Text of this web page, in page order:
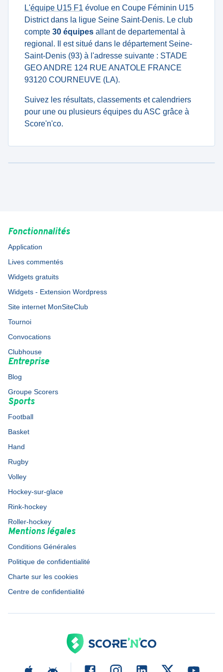
L'équipe U15 F1 évolue en Coupe Féminin U15
District dans la ligue Seine Saint-Denis. Le club
compte 30 équipes allant de departemental à
regional. Il est situé dans le département Seine-
Saint-Denis (93) à l'adresse suivante : STADE
GEO ANDRE 124 RUE ANATOLE FRANCE
93120 COURNEUVE (LA).
Suivez les résultats, classements et calendriers
pour une ou plusieurs équipes du ASC grâce à
Score'n'co.
Fonctionnalités
Application
Lives commentés
Widgets gratuits
Widgets - Extension Wordpress
Site internet MonSiteClub
Tournoi
Convocations
Clubhouse
Entreprise
Blog
Groupe Scorers
Sports
Football
Basket
Hand
Rugby
Volley
Hockey-sur-glace
Rink-hockey
Roller-hockey
Mentions légales
Conditions Générales
Politique de confidentialité
Charte sur les cookies
Centre de confidentialité